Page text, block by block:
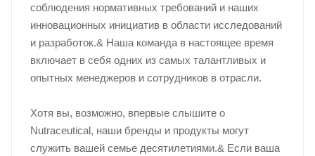
соблюдения нормативных требований и наших
инновационных инициатив в области исследований
и разработок.& Наша команда в настоящее время
включает в себя одних из самых талантливых и
опытных менеджеров и сотрудников в отрасли.
Хотя вы, возможно, впервые слышите о
Nutraceutical, наши бренды и продукты могут
служить вашей семье десятилетиями.& Если ваша